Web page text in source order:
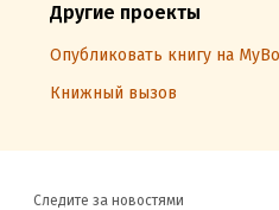
Другие проекты
Опубликовать книгу на
Книжный вызов
Следите за новостями